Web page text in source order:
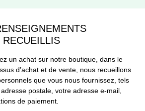
RECUEILLIS
un achat sur notre boutique, dans le
d’achat et de vente, nous recueillons
que vous nous fournissez, tels
postale, votre adresse e-mail,
de paiement.